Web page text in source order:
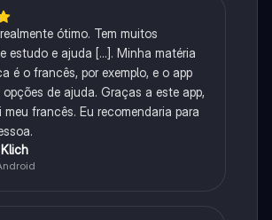
ótimo. Tem muitos
estudo e ajuda [...]. Minha matéria
é o francês, por exemplo, e o app
de ajuda. Graças a este app,
meu francês. Eu recomendaria para